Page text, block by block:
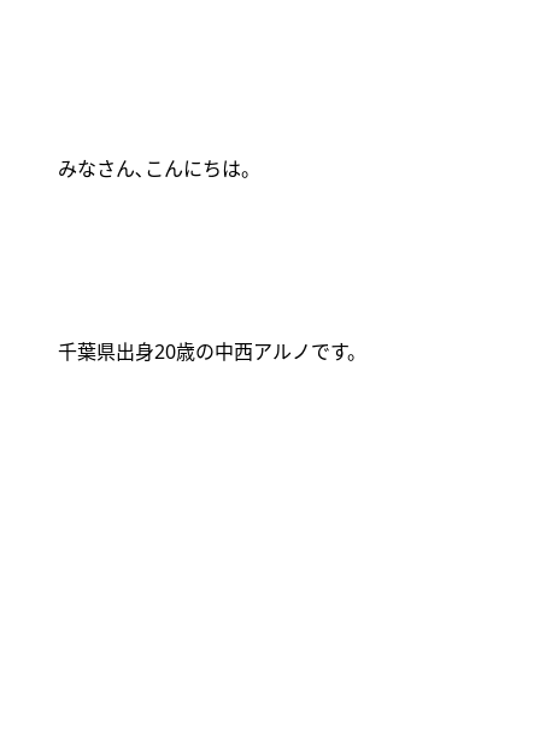
みなさん､こんにちは。
千葉県出身20歳の中西アルノです。